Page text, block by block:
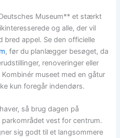
Museum** et stærkt
og alle, der vil
bred appel. Se den officielle
, før du planlægger besøget, da
renoveringer eller
museet med en gåtur
kun foregår indendørs.
så brug dagen på
vest for centrum.
sig godt til et langsommere